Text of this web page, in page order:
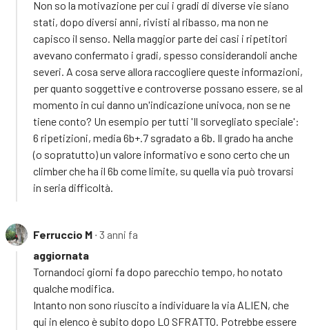
Non so la motivazione per cui i gradi di diverse vie siano
stati, dopo diversi anni, rivisti al ribasso, ma non ne
capisco il senso. Nella maggior parte dei casi i ripetitori
avevano confermato i gradi, spesso considerandoli anche
severi. A cosa serve allora raccogliere queste informazioni,
per quanto soggettive e controverse possano essere, se al
momento in cui danno un'indicazione univoca, non se ne
tiene conto? Un esempio per tutti 'Il sorvegliato speciale':
6 ripetizioni, media 6b+.7 sgradato a 6b. Il grado ha anche
(o sopratutto) un valore informativo e sono certo che un
climber che ha il 6b come limite, su quella via può trovarsi
in seria difficoltà.
Ferruccio M ∙ 3 anni fa
aggiornata
Tornandoci giorni fa dopo parecchio tempo, ho notato
qualche modifica.
Intanto non sono riuscito a individuare la via ALIEN, che
qui in elenco è subito dopo LO SFRATTO. Potrebbe essere